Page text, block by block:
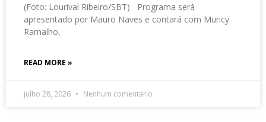
(Foto: Lourival Ribeiro/SBT) Programa será
apresentado por Mauro Naves e contará com Muricy
Ramalho,
READ MORE »
julho 28, 2026 Nenhum comentário